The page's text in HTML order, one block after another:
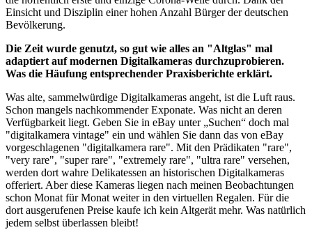
Einsicht und Disziplin einer hohen Anzahl Bürger der deutschen
Bevölkerung.
Die Zeit wurde genutzt, so gut wie alles an "Altglas" mal
adaptiert auf modernen Digitalkameras durchzuprobieren.
Was die Häufung entsprechender Praxisberichte erklärt.
Was alte, sammelwürdige Digitalkameras angeht, ist die Luft raus.
Schon mangels nachkommender Exponate. Was nicht an deren
Verfügbarkeit liegt. Geben Sie in eBay unter „Suchen“ doch mal
"digitalkamera vintage" ein und wählen Sie dann das von eBay
vorgeschlagenen "digitalkamera rare". Mit den Prädikaten "rare",
"very rare", "super rare", "extremely rare", "ultra rare" versehen,
werden dort wahre Delikatessen an historischen Digitalkameras
offeriert. Aber diese Kameras liegen nach meinen Beobachtungen
schon Monat für Monat weiter in den virtuellen Regalen. Für die
dort ausgerufenen Preise kaufe ich kein Altgerät mehr. Was natürlich
jedem selbst überlassen bleibt!